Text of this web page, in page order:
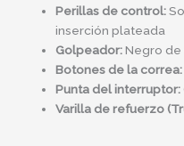
Perillas de control:
inserción plateada
Golpeador:Negro de
Botones de la correa:
Punta del interruptor:
Varilla de refuerzo